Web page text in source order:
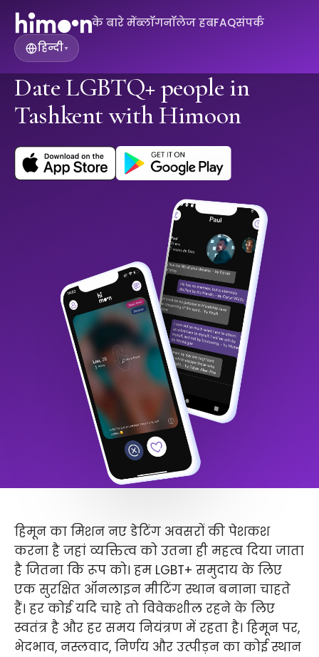
के बारे मेंब्लॉगनॉलेज हबFAQसंपर्क
हिन्दी▾
Date LGBTQ+ people in
Tashkent with Himoon
हिमून का मिशन नए डेटिंग अवसरों की पेशकश
करना है जहां व्यक्तित्व को उतना ही महत्व दिया जाता
है जितना कि रूप को। हम LGBT+ समुदाय के लिए
एक सुरक्षित ऑनलाइन मीटिंग स्थान बनाना चाहते
हैं। हर कोई यदि चाहे तो विवेकशील रहने के लिए
स्वतंत्र है और हर समय नियंत्रण में रहता है। हिमून पर,
भेदभाव, नस्लवाद, निर्णय और उत्पीड़न का कोई स्थान